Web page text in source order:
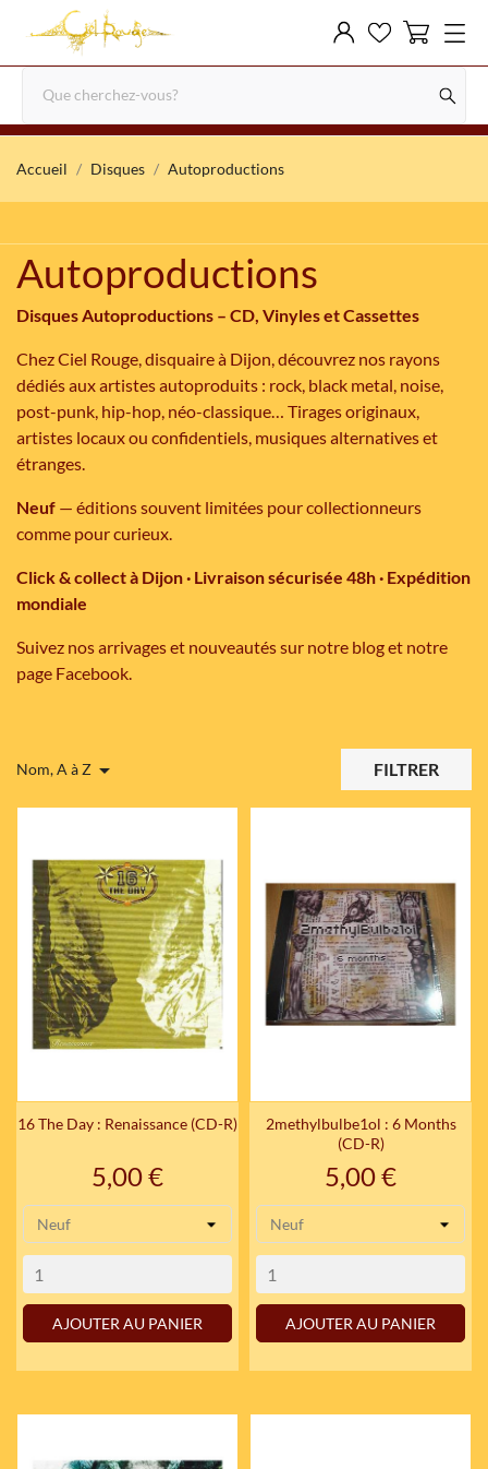
Accueil Disques Autoproductions
Autoproductions
Disques Autoproductions – CD, Vinyles et Cassettes
Chez Ciel Rouge, disquaire à Dijon, découvrez nos rayons
dédiés aux artistes autoproduits : rock, black metal, noise,
post-punk, hip-hop, néo-classique… Tirages originaux,
artistes locaux ou confidentiels, musiques alternatives et
étranges.
Neuf — éditions souvent limitées pour collectionneurs
comme pour curieux.
Click & collect à Dijon · Livraison sécurisée 48h · Expédition
mondiale
Suivez nos arrivages et nouveautés sur notre blog et notre
page Facebook.
Nom, A à Z  FILTRER
16 The Day : Renaissance (CD-R)
Prix
5,00 €
AJOUTER AU PANIER
2methylbulbe1ol : 6 Months
(CD-R)
Prix
5,00 €
AJOUTER AU PANIER